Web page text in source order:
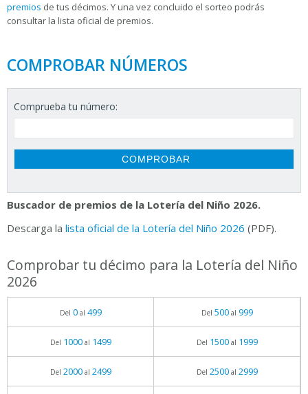
premios de tus décimos. Y una vez concluido el sorteo podrás
consultar la lista oficial de premios.
COMPROBAR NÚMEROS
Comprueba tu número:
Buscador de premios de la Lotería del Niño 2026.
Descarga la lista oficial de la Lotería del Niño 2026 (PDF).
Comprobar tu décimo para la Lotería del Niño
2026
Del 0al 499 Del 500al 999
Del 1000al 1499 Del 1500al 1999
Del 2000al 2499 Del 2500al 2999